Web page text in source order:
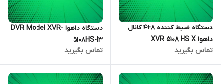
دستگاه ضبط کننده 8+4 کانال
داهوا XVR 5108 HS X
تماس بگیرید
دستگاه داهوا DVR Model XVR-
5108HS-I3
تماس بگیرید